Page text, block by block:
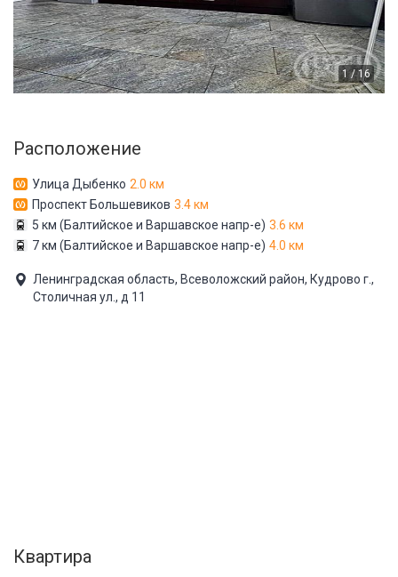
1 / 16
Расположение
Улица Дыбенко 2.0 км
Проспект Большевиков 3.4 км
5 км (Балтийское и Варшавское напр-е) 3.6 км
7 км (Балтийское и Варшавское напр-е) 4.0 км
Ленинградская область, Всеволожский район, Кудрово г.,
Столичная ул., д 11
Квартира